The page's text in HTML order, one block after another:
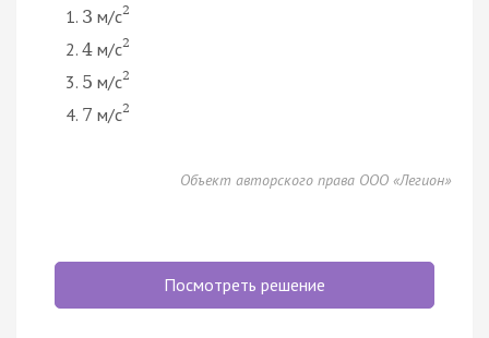
3 м/с2
4 м/с2
5 м/с2
7 м/с2
Объект авторского права ООО «Легион»
Посмотреть решение